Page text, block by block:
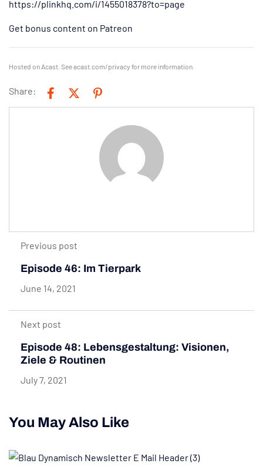
https://plinkhq.com/i/1455018378?to=page
Get bonus content on Patreon
Hosted on Acast. Seeacast.com/privacy for more information.
Share:
Previous post
Episode 46: Im Tierpark
June 14, 2021
Next post
Episode 48: Lebensgestaltung: Visionen,
Ziele & Routinen
July 7, 2021
You May Also Like